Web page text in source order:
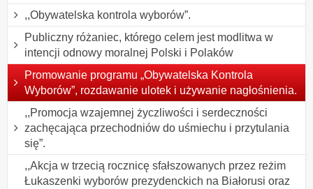
,,Obywatelska kontrola wyborów”.
Publiczny różaniec, którego celem jest modlitwa w
intencji odnowy moralnej Polski i Polaków
Promowanie programu „Obywatelska Kontrola
Wyborów”, rozdawanie ulotek i używanie nagłośnienia.
,,Promocja wzajemnej życzliwości i serdeczności
zachęcająca przechodniów do uśmiechu i przytulania
się”.
,,Akcja w trzecią rocznicę sfałszowanych przez reżim
Łukaszenki wyborów prezydenckich na Białorusi oraz